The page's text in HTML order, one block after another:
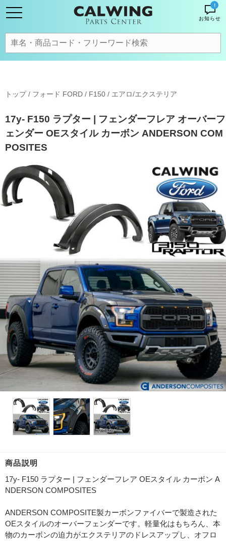
!
お知らせ
トップ/ フォード FORD / F150 / エアロ/エクステリア
17y- F150 ラプター | フェンダーフレア オーバーフ
ェンダー OEスタイル カーボン ANDERSON COM
POSITES
商品説明
17y- F150 ラプター | フェンダーフレア OEスタイル カーボン A
NDERSON COMPOSITES
ANDERSON COMPOSITE製カーボンファイバーで製造された
OEスタイルのオーバーフェンダーです。軽量化はもちろん、本
物のカーボンの迫力がエクステリアのドレスアップし、オフロ